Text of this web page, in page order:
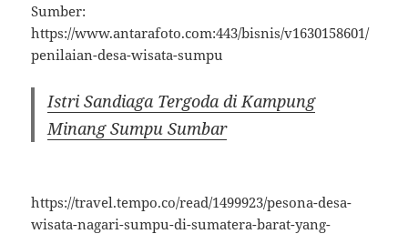
Sumber:
https://www.antarafoto.com:443/bisnis/v1630158601/
penilaian-desa-wisata-sumpu
Istri Sandiaga Tergoda di Kampung
Minang Sumpu Sumbar
https://travel.tempo.co/read/1499923/pesona-desa-
wisata-nagari-sumpu-di-sumatera-barat-yang-